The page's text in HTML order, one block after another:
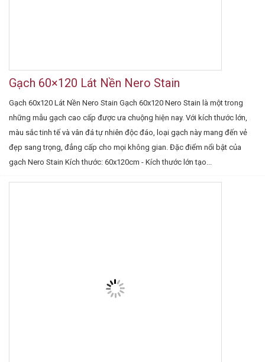
Gạch 60×120 Lát Nền Nero Stain
Gạch 60x120 Lát Nền Nero Stain Gạch 60x120 Nero Stain là một trong
những mẫu gạch cao cấp được ưa chuộng hiện nay. Với kích thước lớn,
màu sắc tinh tế và vân đá tự nhiên độc đáo, loại gạch này mang đến vẻ
đẹp sang trọng, đẳng cấp cho mọi không gian. Đặc điểm nổi bật của
gạch Nero Stain Kích thước: 60x120cm - Kích thước lớn tạo...